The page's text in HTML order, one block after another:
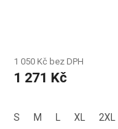
1 050 Kč bez DPH
1 271 Kč
S M L XL 2XL